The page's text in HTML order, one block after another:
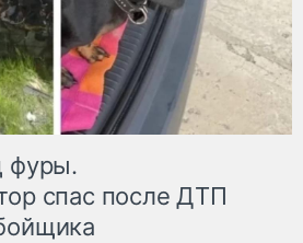
фуры.
спас после ДТП